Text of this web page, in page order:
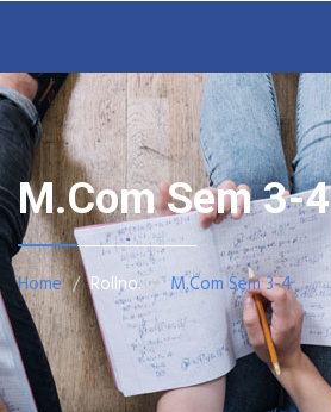
M.Com Sem 3-4
Home Rollno. M.Com Sem 3-4